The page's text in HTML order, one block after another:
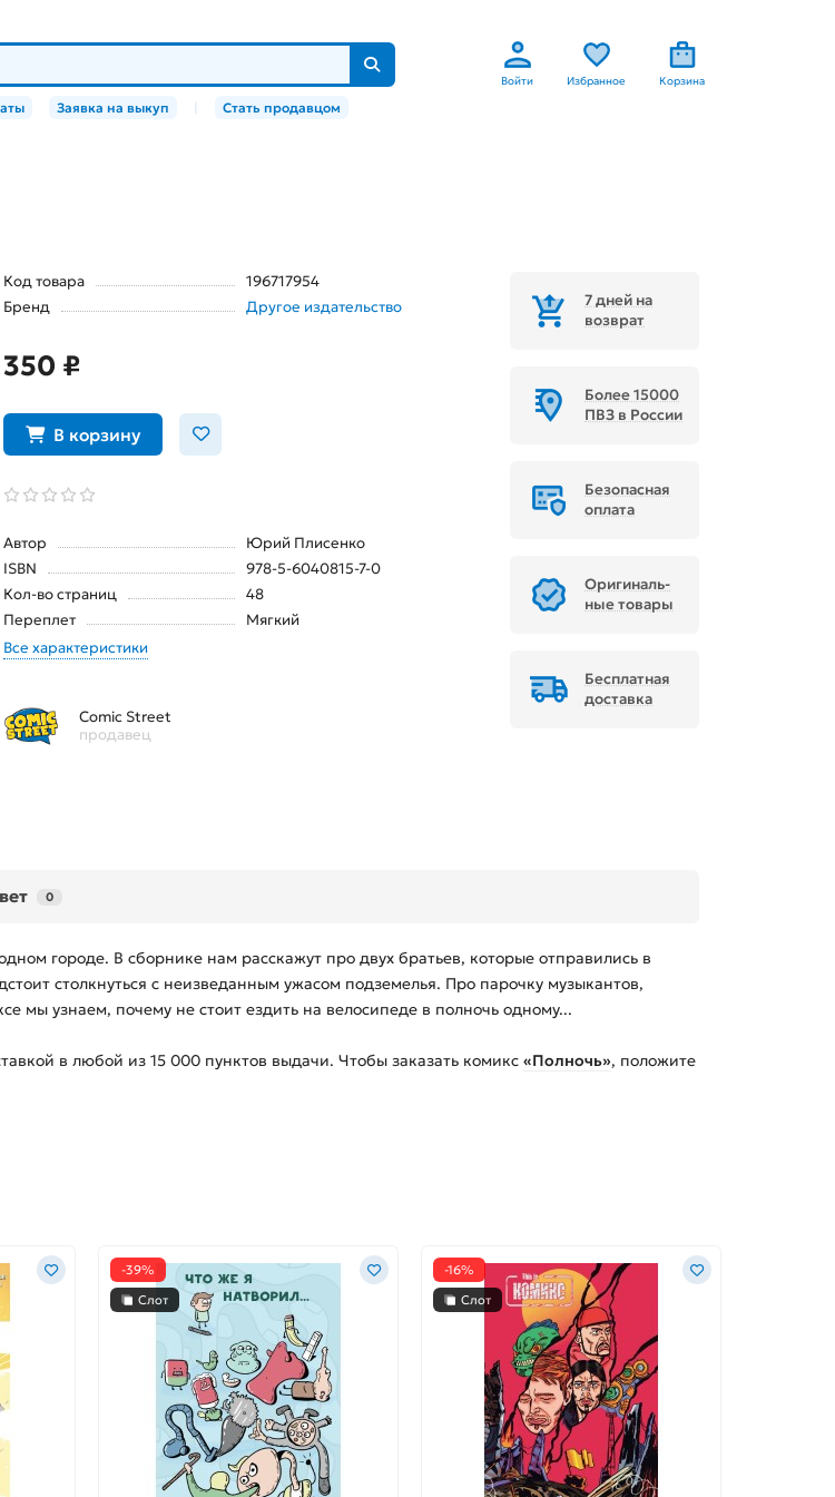
Войти Избранное Корзина
Заявка на выкуп Стать продавцом
Код товара
196717954
Бренд
Другое издательство
350 ₽
В корзину
Автор
Юрий Плисенко
ISBN
978-5-6040815-7-0
Кол-во страниц
48
Переплет
Мягкий
Все характеристики
Comic Street
продавец
7 дней на
возврат
Более 15000
ПВЗ в России
Безопасная
оплата
Ори­ги­наль­
ные товары
Бесплатная
доставка
0
городе. В сборнике нам расскажут про двух братьев, которые отправились в
столкнуться с неизведанным ужасом подземелья. Про парочку музыкантов,
мы узнаем, почему не стоит ездить на велосипеде в полночь одному...
в любой из 15 000 пунктов выдачи. Чтобы заказать комикс «Полночь», положите
-39%
Слот
-16%
Слот